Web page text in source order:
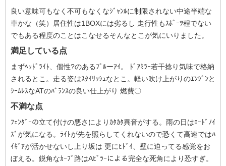
良い意味可もなく不可もなくなｼﾞｬﾝﾙに制限されない中途半端な
車かな（笑）居住性は1BOXには劣るし 走行性もｽﾎﾟｰﾂ程でない
でもある程度のことはこなせるそんなとこが気にいりました。
満足している点
まずﾍｯﾄﾞﾗｲﾄ、個性?のあるﾌﾞﾙーｱｲ。 ﾄﾞｱﾐﾗｰ若干捻り気味で格納
されるとこ。走る姿はｽﾀｲﾘｯｼｭなとこ。軽い吹け上がりのｴﾝｼﾞﾝと
ｼｰﾑﾚｽなATのﾊﾞﾗﾝｽの良い仕上がり 燃費〇
不満な点
ﾌｪﾝﾀﾞｰの立て付けの悪さによりｶﾀｶﾀ異音がする。雨の日はﾛｰﾄﾞﾉｲ
ｽﾞが気になる。ﾗｲﾄが先を照らしてくれないので恐くて高速ではﾊ
ｲｷﾞｱが活かせないし上り坂は 更にﾋﾄﾞｲ、壁に迫ってる感覚をお
ぼえる。鋭角なｶｰﾌﾞ路はAﾋﾟﾗｰによる完全な死角により恐すぎ。